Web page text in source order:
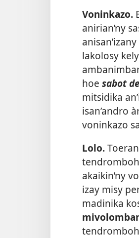
Voninkazo.
anirian’ny
lakolosy
hoe sabot
mitsidika
isan’andro
voninkazo
Lolo.
akaikin’ny
izay misy
madinika